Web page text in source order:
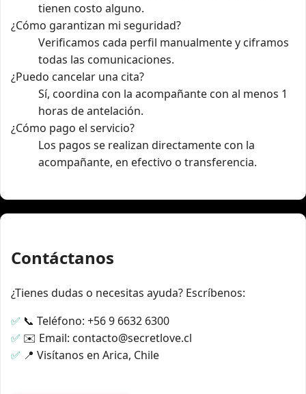
tienen costo alguno.
¿Cómo garantizan mi seguridad?
Verificamos cada perfil manualmente y ciframos
todas las comunicaciones.
¿Puedo cancelar una cita?
Sí, coordina con la acompañante con al menos 1
horas de antelación.
¿Cómo pago el servicio?
Los pagos se realizan directamente con la
acompañante, en efectivo o transferencia.
Contáctanos
¿Tienes dudas o necesitas ayuda? Escríbenos:
📞 Teléfono: +56 9 6632 6300
✉️ Email: contacto@secretlove.cl
📍 Visítanos en Arica, Chile